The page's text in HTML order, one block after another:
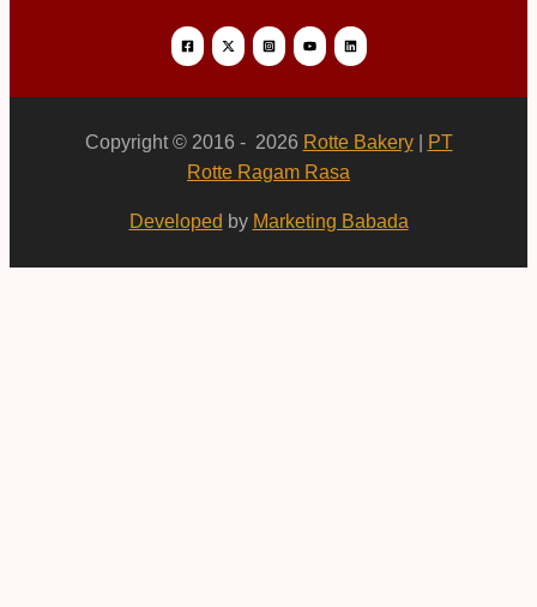
Copyright © 2016 - 2026 Rotte Bakery|
PT
Rotte Ragam Rasa
Developed by Marketing Babada